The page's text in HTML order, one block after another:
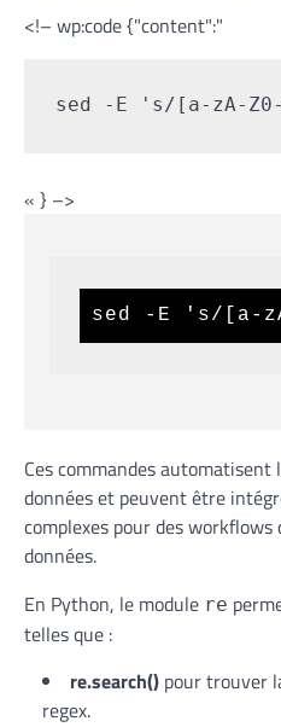
<!– wp:code {"content":"
sed -E 's/[a-zA-
« } –>
sed -E 's/[a-
Ces commandes
données et peuvent être
complexes pour des workflows
données.
En Python, le module re
telles que :
re.search() pour trouver
regex.